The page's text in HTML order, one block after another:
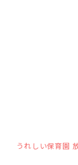
うれしい保育園